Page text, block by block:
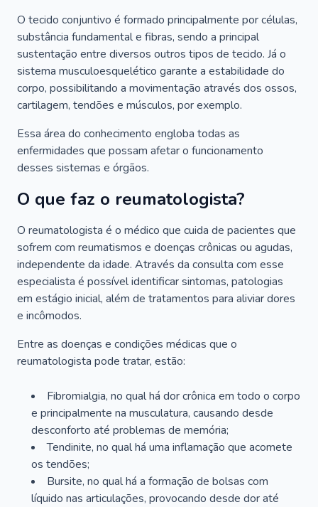
O tecido conjuntivo é formado principalmente por células,
substância fundamental e fibras, sendo a principal
sustentação entre diversos outros tipos de tecido. Já o
sistema musculoesquelético garante a estabilidade do
corpo, possibilitando a movimentação através dos ossos,
cartilagem, tendões e músculos, por exemplo.
Essa área do conhecimento engloba todas as
enfermidades que possam afetar o funcionamento
desses sistemas e órgãos.
O que faz o reumatologista?
O reumatologista é o médico que cuida de pacientes que
sofrem com reumatismos e doenças crônicas ou agudas,
independente da idade. Através da consulta com esse
especialista é possível identificar sintomas, patologias
em estágio inicial, além de tratamentos para aliviar dores
e incômodos.
Entre as doenças e condições médicas que o
reumatologista pode tratar, estão:
Fibromialgia, no qual há dor crônica em todo o corpo
e principalmente na musculatura, causando desde
desconforto até problemas de memória;
Tendinite, no qual há uma inflamação que acomete
os tendões;
Bursite, no qual há a formação de bolsas com
líquido nas articulações, provocando desde dor até